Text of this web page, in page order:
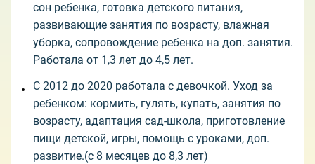
сон ребенка, готовка детского питания,
развивающие занятия по возрасту, влажная
уборка, сопровождение ребенка на доп. занятия.
Работала от 1,3 лет до 4,5 лет.
С 2012 до 2020 работала с девочкой. Уход за
ребенком: кормить, гулять, купать, занятия по
возрасту, адаптация сад-школа, приготовление
пищи детской, игры, помощь с уроками, доп.
развитие.(с 8 месяцев до 8,3 лет)